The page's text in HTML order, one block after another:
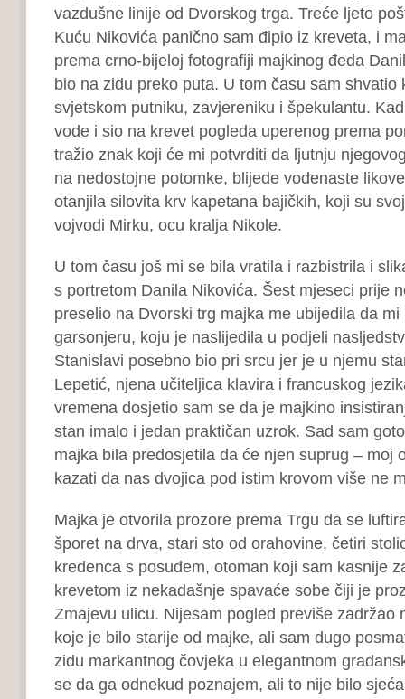
vazdušne linije od Dvorskog trga. Treće ljeto
Kuću Nikovića panično sam đipio iz kreveta, i
prema crno-bijeloj fotografiji majkinog đeda
bio na zidu preko puta. U tom času sam shvatio
svjetskom putniku, zavjereniku i špekulantu.
vode i sio na krevet pogleda uperenog prema
tražio znak koji će mi potvrditi da ljutnju
na nedostojne potomke, blijede vodenaste
otanjila silovita krv kapetana bajičkih, koji su
vojvodi Mirku, ocu kralja Nikole.
U tom času još mi se bila vratila i razbistrila i
s portretom Danila Nikovića. Šest mjeseci prije
preselio na Dvorski trg majka me ubijedila da mi
garsonjeru, koju je naslijedila u podjeli
Stanislavi posebno bio pri srcu jer je u njemu
Lepetić, njena učiteljica klavira i francuskog
vremena dosjetio sam se da je majkino
stan imalo i jedan praktičan uzrok. Sad sam
majka bila predosjetila da će njen suprug – moj
kazati da nas dvojica pod istim krovom više ne
Majka je otvorila prozore prema Trgu da se
šporet na drva, stari sto od orahovine, četiri
kredenca s posuđem, otoman koji sam kasnije
krevetom iz nekadašnje spavaće sobe čiji je
Zmajevu ulicu. Nijesam pogled previše zadržao
koje je bilo starije od majke, ali sam dugo
zidu markantnog čovjeka u elegantnom
se da ga odnekud poznajem, ali to nije bilo